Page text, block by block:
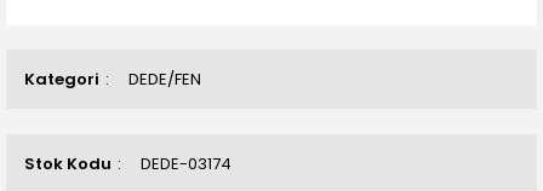
Kategori DEDE/FEN
Stok Kodu DEDE-03174